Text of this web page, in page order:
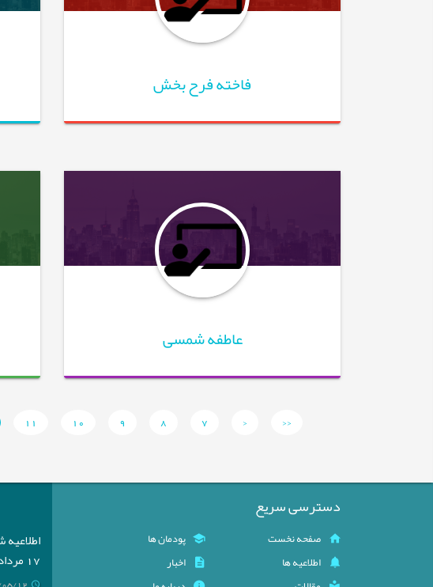
فاخته فرح بخش
عاطفه شمسی
<<
<
7
8
9
10
11
دسترسی سریع
صفحه نخست
پودمان ها
اطلاعیه ها
اخبار
17 مرداد ماه سال 1405